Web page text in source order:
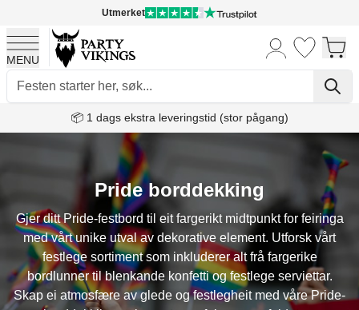
Utmerket
MENU
📦 1 dags ekstra leveringstid (stor pågang)
Skip to Content
Pride borddekking
Gjer ditt Pride-festbord til eit fargerikt midtpunkt for feiringa
med vårt unike utval av dekorative element. Utforsk vårt
festlege sortiment som inkluderer alt frå fargerike
bordlunner til blenkande konfetti og festlege serviettar.
Skap ei atmosfære av glede og festlegheit med våre Pride-